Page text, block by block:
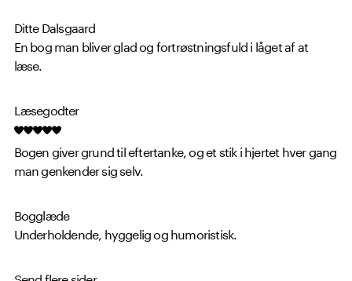
Ditte Dalsgaard
En bog man bliver glad og fortrøstningsfuld i låget af at
læse.
Læsegodter
Bogen giver grund til eftertanke, og et stik i hjertet hver gang
man genkender sig selv.
Bogglæde
Underholdende, hyggelig og humoristisk.